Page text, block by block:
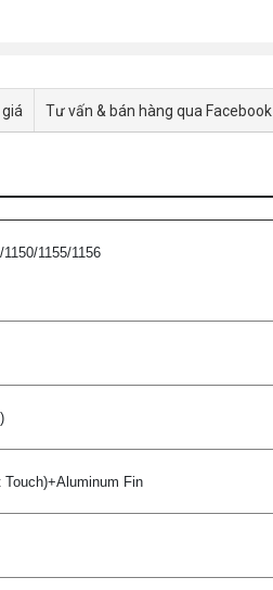
Tư vấn & bán hàng qua Facebook
1155/1156
Fin